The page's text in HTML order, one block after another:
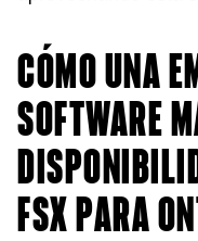
CÓMO UNA
SOFTWARE
FSX PARA